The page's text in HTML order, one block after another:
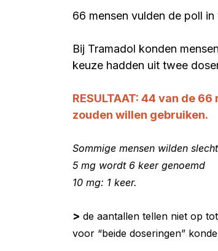
66 mensen vulden de poll
Bij Tramadol konden
keuze hadden uit twee
RESULTAAT: 44 van de
zouden willen gebruiken.
Sommige mensen wilden
5 mg wordt 6 keer genoemd
10 mg: 1 keer.
> de aantallen tellen niet op
voor “beide doseringen”